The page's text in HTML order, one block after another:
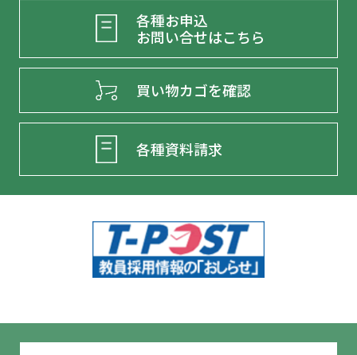
各種お申込
お問い合せはこちら
買い物カゴを確認
各種資料請求